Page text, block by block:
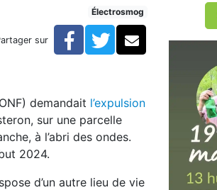
la justice
Électrosmog
sur Facebook
TwitterCourriel
demandait l’expulsion
sur une parcelle
à l’abri des ondes.
2024.
d’un autre lieu de vie